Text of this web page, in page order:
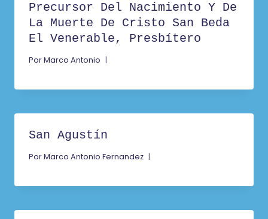
Precursor Del Nacimiento Y De
La Muerte De Cristo San Beda
El Venerable, Presbítero
PorMarco Antonio
San Agustín
PorMarco Antonio Fernandez